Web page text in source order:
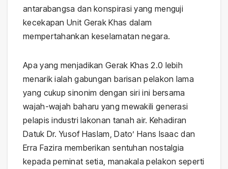
antarabangsa dan konspirasi yang menguji
kecekapan Unit Gerak Khas dalam
mempertahankan keselamatan negara.
Apa yang menjadikan Gerak Khas 2.0 lebih
menarik ialah gabungan barisan pelakon lama
yang cukup sinonim dengan siri ini bersama
wajah-wajah baharu yang mewakili generasi
pelapis industri lakonan tanah air. Kehadiran
Datuk Dr. Yusof Haslam, Dato’ Hans Isaac dan
Erra Fazira memberikan sentuhan nostalgia
kepada peminat setia, manakala pelakon seperti